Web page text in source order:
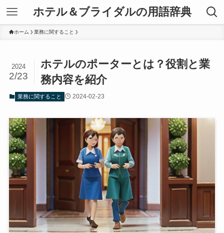
ホテル＆ブライダルの用語辞典
ホーム 業務に関すること
ホテルのポーターとは？役割と業
務内容を紹介
2024
2/23
業務に関すること 2024-02-23